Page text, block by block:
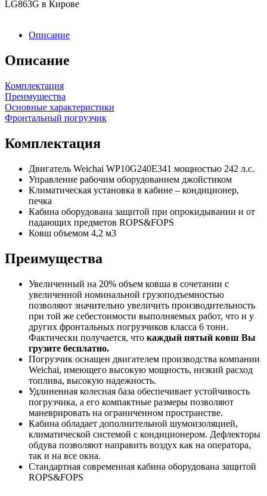
Описание
Описание
Комплектация
Преимущества
Основные характеристики
Фронтальный погрузчик
Комплектация
Двигатель Weichai WP10G240E341 мощностью 242 л.с.
Управление рабочим оборудованием джойстиком
Климатическая установка в кабине – кондиционер,
печка
Кабина оборудована защитой при опрокидывании и от
падающих предметов ROPS&FOPS
Ковш объемом 4,2 м3
Преимущества
Увеличенный на 20% объем ковша в сочетании с
увеличенной номинальной грузоподъемностью
позволяют значительно увеличить производительность
при той же себестоимости выполняемых работ, что и у
других фронтальных погрузчиков класса 6 тонн.
Фактически получается, что каждый пятый ковш Вы
грузите бесплатно.
Погрузчик оснащен двигателем производства компании
Weichai, имеющего высокую мощность, низкий расход
топлива, высокую надежность.
Удлиненная колесная база обеспечивает устойчивость
погрузчика, а его компактные размеры позволяют
маневрировать на ограниченном пространстве.
Кабина обладает дополнительной шумоизоляцией,
климатической системой с кондиционером. Дефлекторы
обдува позволяют направить воздух как на оператора,
так и на все окна.
Стандартная современная кабина оборудована защитой
ROPS&FOPS